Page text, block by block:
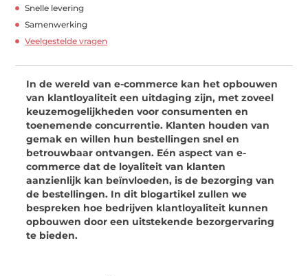
Snelle levering
Samenwerking
Veelgestelde vragen
In de wereld van e-commerce kan het opbouwen
van klantloyaliteit een uitdaging zijn, met zoveel
keuzemogelijkheden voor consumenten en
toenemende concurrentie. Klanten houden van
gemak en willen hun bestellingen snel en
betrouwbaar ontvangen. Eén aspect van e-
commerce dat de loyaliteit van klanten
aanzienlijk kan beïnvloeden, is de bezorging van
de bestellingen. In dit blogartikel zullen we
bespreken hoe bedrijven klantloyaliteit kunnen
opbouwen door een uitstekende bezorgervaring
te bieden.